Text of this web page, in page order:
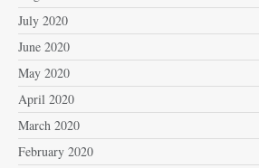
July 2020
June 2020
May 2020
April 2020
March 2020
February 2020